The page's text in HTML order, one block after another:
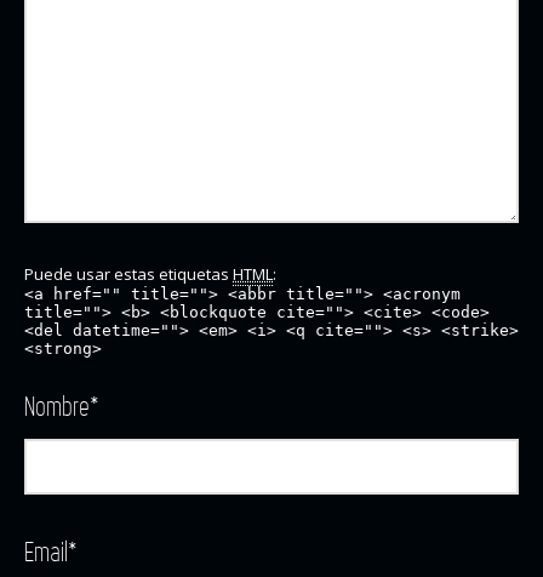
Puede usar estas etiquetas HTML:
<a href="" title=""> <abbr title=""> <acronym
title=""> <b> <blockquote cite=""> <cite> <code>
<del datetime=""> <em> <i> <q cite=""> <s> <strike>
<strong>
Nombre*
Email*